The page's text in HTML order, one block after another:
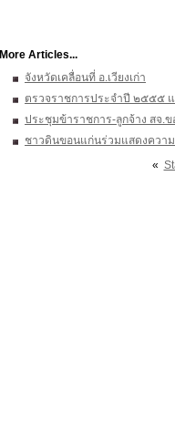
More Articles...
จังหวัดเคลื่อนที่ อ.เวียงเก่า
ตรวจราชการประจำปี ๒๕๕๕
ประชุมข้าราชการ-ลูกจ้าง สจ.
ชาวดินขอนแก่นร่วมแสดงความ
«